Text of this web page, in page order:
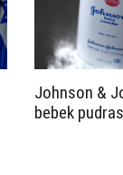
Johnson &
bebek